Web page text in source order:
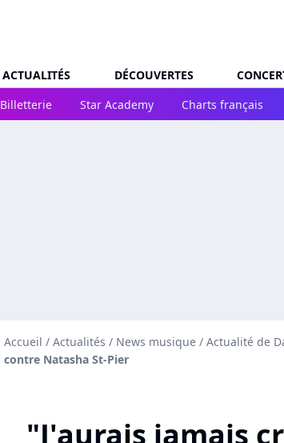
ACTUALITÉS DÉCOUVERTES
Billetterie
Star Academy Charts français
Accueil / Actualités / News musique / Actualité de
contre Natasha St-Pier
"J'aurais jamais